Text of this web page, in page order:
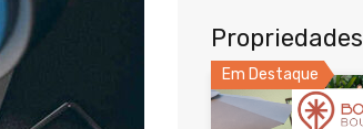
Propriedades
Em Destaque